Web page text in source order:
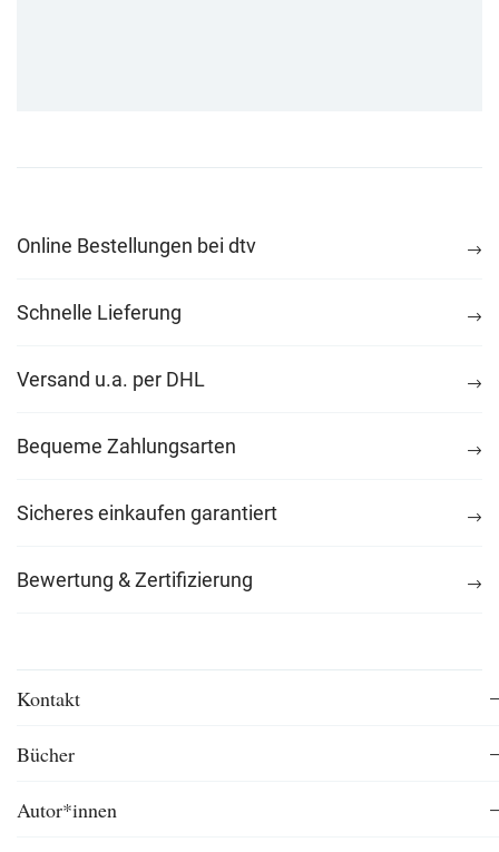
Online Bestellungen bei dtv
Schnelle Lieferung
Versand u.a. per DHL
Bequeme Zahlungsarten
Sicheres einkaufen garantiert
Bewertung & Zertifizierung
Kontakt
Bücher
Autor*innen